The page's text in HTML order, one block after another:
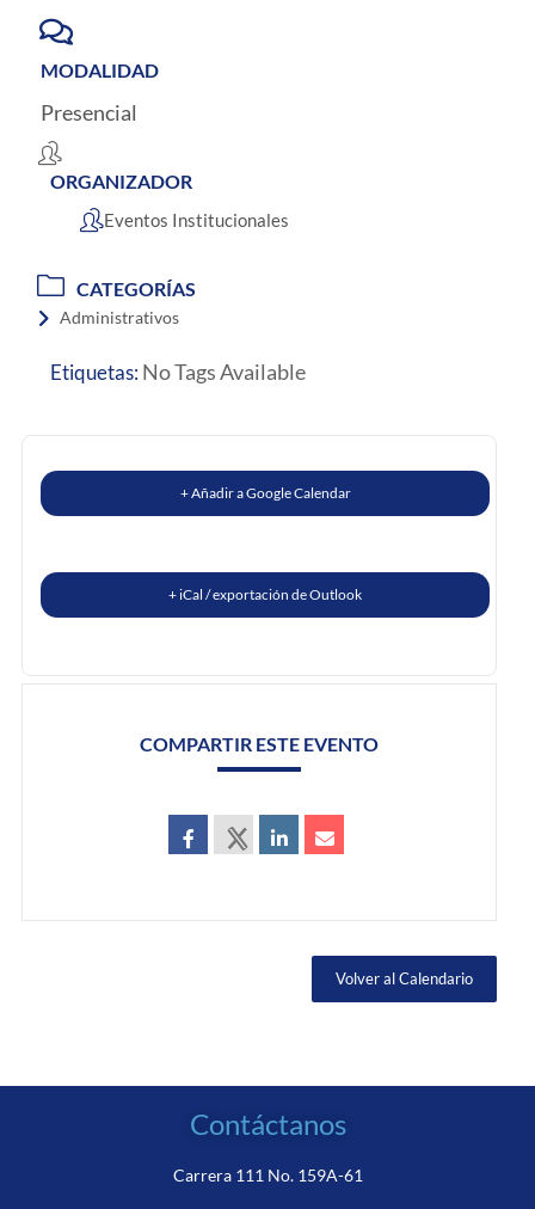
MODALIDAD
Presencial
ORGANIZADOR
Eventos Institucionales
CATEGORÍAS
Administrativos
Etiquetas:No Tags Available
+ Añadir a Google Calendar
+ iCal / exportación de Outlook
COMPARTIR ESTE EVENTO
Volver al Calendario
Contáctanos
Carrera 111 No. 159A-61